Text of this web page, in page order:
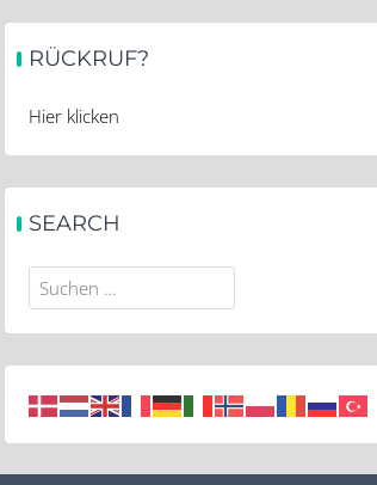
RÜCKRUF?
Hier klicken
SEARCH
Suchen
nach: